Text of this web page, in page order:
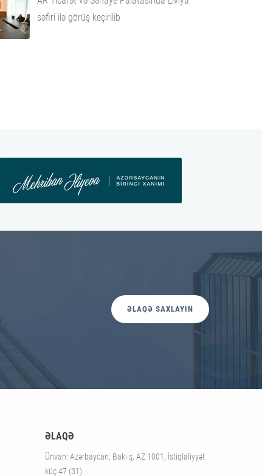
səfiri ilə görüş keçirilib
ƏLAQƏ SAXLAYIN
ƏLAQƏ
Ünvan: Azərbaycan, Bakı ş, AZ 1001, İstiqlaliyyət
küç 47 (31)